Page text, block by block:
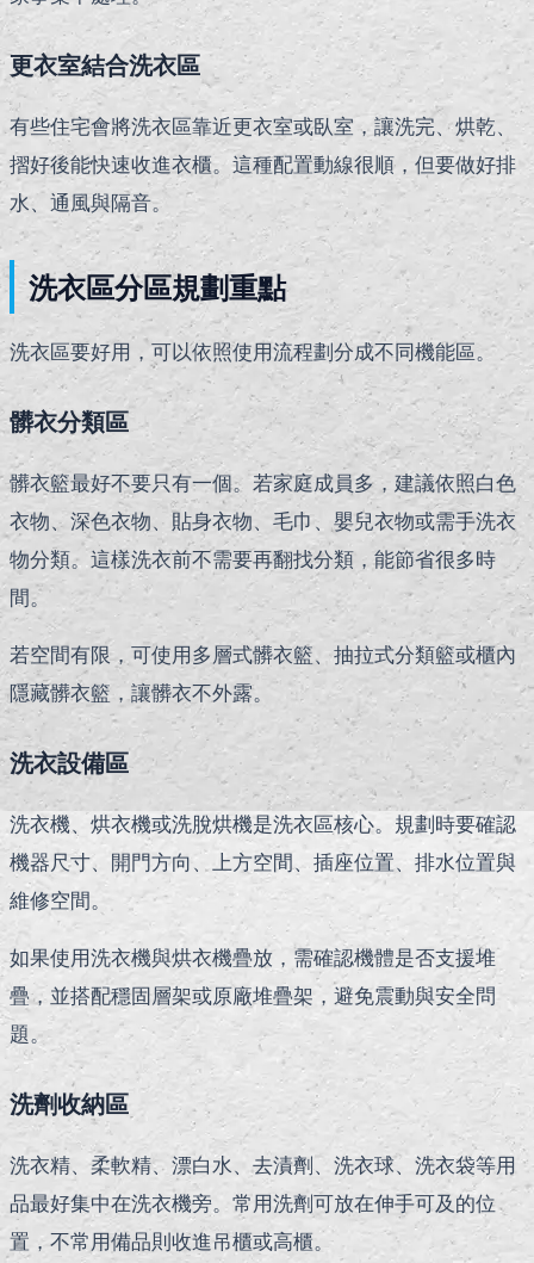
更衣室結合洗衣區
有些住宅會將洗衣區靠近更衣室或臥室，讓洗完、烘乾、
摺好後能快速收進衣櫃。這種配置動線很順，但要做好排
水、通風與隔音。
洗衣區分區規劃重點
洗衣區要好用，可以依照使用流程劃分成不同機能區。
髒衣分類區
髒衣籃最好不要只有一個。若家庭成員多，建議依照白色
衣物、深色衣物、貼身衣物、毛巾、嬰兒衣物或需手洗衣
物分類。這樣洗衣前不需要再翻找分類，能節省很多時
間。
若空間有限，可使用多層式髒衣籃、抽拉式分類籃或櫃內
隱藏髒衣籃，讓髒衣不外露。
洗衣設備區
洗衣機、烘衣機或洗脫烘機是洗衣區核心。規劃時要確認
機器尺寸、開門方向、上方空間、插座位置、排水位置與
維修空間。
如果使用洗衣機與烘衣機疊放，需確認機體是否支援堆
疊，並搭配穩固層架或原廠堆疊架，避免震動與安全問
題。
洗劑收納區
洗衣精、柔軟精、漂白水、去漬劑、洗衣球、洗衣袋等用
品最好集中在洗衣機旁。常用洗劑可放在伸手可及的位
置，不常用備品則收進吊櫃或高櫃。